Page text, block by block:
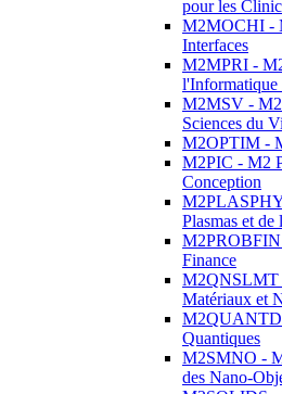
pour les
M2MOCHI -
Interfaces
M2MPRI -
M2MSV - M2
Sciences du
M2OPTIM -
M2PIC - M2
Conception
Plasmas et de
M2PROBFIN
Finance
M2QNSLMT
Matériaux et
Quantiques
M2SMNO -
des Nano-